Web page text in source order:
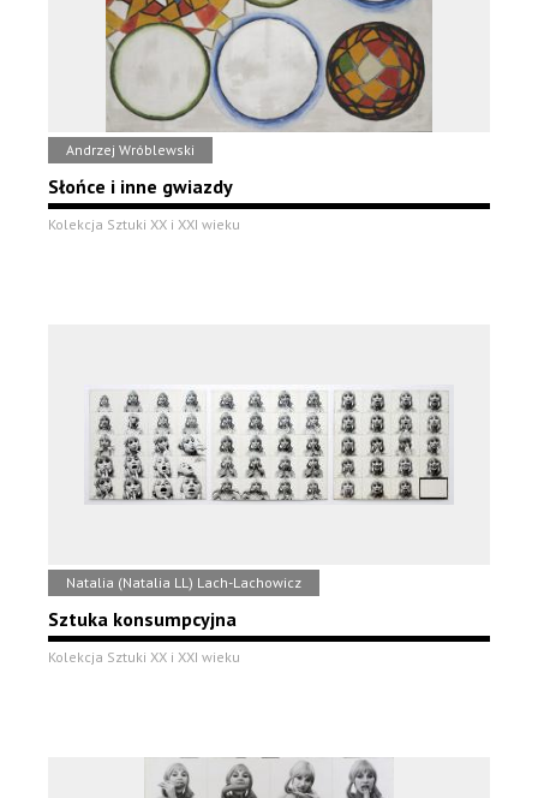
Andrzej Wróblewski
Słońce i inne gwiazdy
Kolekcja Sztuki XX i XXI wieku
Natalia (Natalia LL) Lach-Lachowicz
Sztuka konsumpcyjna
Kolekcja Sztuki XX i XXI wieku